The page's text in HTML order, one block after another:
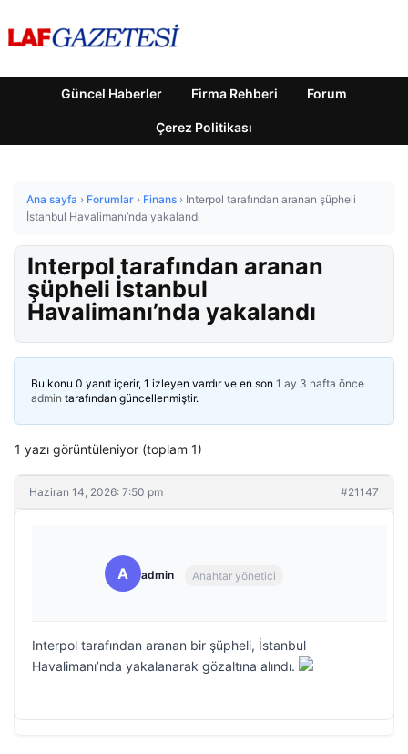
Güncel Haberler Firma Rehberi Forum
Çerez Politikası
Ana sayfa › Forumlar › Finans › Interpol tarafından aranan şüpheli
İstanbul Havalimanı’nda yakalandı
Interpol tarafından aranan
şüpheli İstanbul
Havalimanı’nda yakalandı
Bu konu 0 yanıt içerir, 1 izleyen vardır ve en son 1 ay 3 hafta önce
admin tarafından güncellenmiştir.
1 yazı görüntüleniyor (toplam 1)
Haziran 14, 2026: 7:50 pm #21147
A admin Anahtar yönetici
Interpol tarafından aranan bir şüpheli, İstanbul
Havalimanı’nda yakalanarak gözaltına alındı.